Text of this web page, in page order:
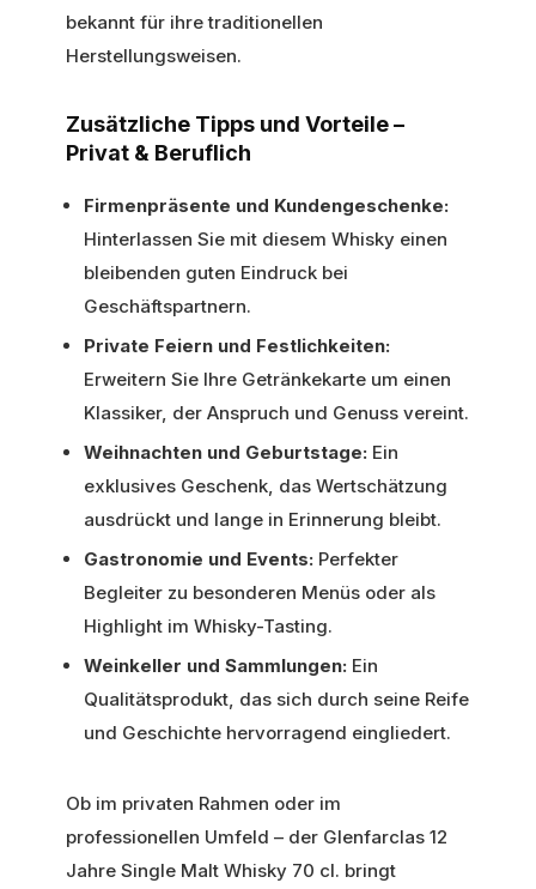
bekannt für ihre traditionellen
Herstellungsweisen.
Zusätzliche Tipps und Vorteile –
Privat & Beruflich
Firmenpräsente und Kundengeschenke:
Hinterlassen Sie mit diesem Whisky einen
bleibenden guten Eindruck bei
Geschäftspartnern.
Private Feiern und Festlichkeiten:
Erweitern Sie Ihre Getränkekarte um einen
Klassiker, der Anspruch und Genuss vereint.
Weihnachten und Geburtstage: Ein
exklusives Geschenk, das Wertschätzung
ausdrückt und lange in Erinnerung bleibt.
Gastronomie und Events: Perfekter
Begleiter zu besonderen Menüs oder als
Highlight im Whisky-Tasting.
Weinkeller und Sammlungen: Ein
Qualitätsprodukt, das sich durch seine Reife
und Geschichte hervorragend eingliedert.
Ob im privaten Rahmen oder im
professionellen Umfeld – der Glenfarclas 12
Jahre Single Malt Whisky 70 cl. bringt